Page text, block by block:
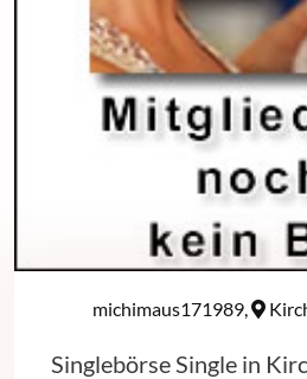
michimaus171989,
Singlebörse Single in